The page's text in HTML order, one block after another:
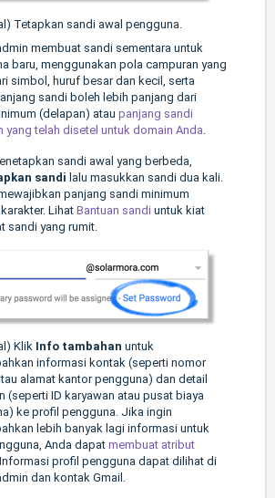
Tetapkan sandi awal pengguna.
membuat sandi sementara untuk
baru, menggunakan pola campuran yang
simbol, huruf besar dan kecil, serta
sandi boleh lebih panjang dari
(delapan) atau panjang sandi
yang telah disetel untuk domain Anda.
sandi awal yang berbeda,
sandi lalu masukkan sandi dua kali.
panjang sandi minimum
Lihat Bantuan sandi untuk kiat
sandi yang rumit.
Klik Info tambahan untuk
informasi kontak (seperti nomor
alamat kantor pengguna) dan detail
(seperti ID karyawan atau pusat biaya
ke profil pengguna. Jika ingin
lebih banyak lagi informasi untuk
Anda dapatmembuat atribut
profil pengguna dapat dilihat di
dan kontak Gmail.